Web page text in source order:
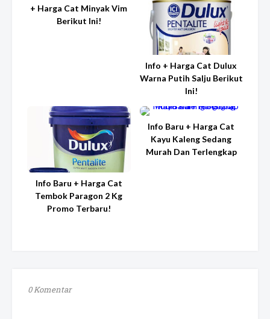
+ Harga Cat Minyak Vim
Berikut Ini!
Info + Harga Cat Dulux
Warna Putih Salju Berikut
Ini!
Info Baru + Harga Cat
Tembok Paragon 2 Kg
Promo Terbaru!
Info Baru + Harga Cat
Kayu Kaleng Sedang
Murah Dan Terlengkap
0 Komentar